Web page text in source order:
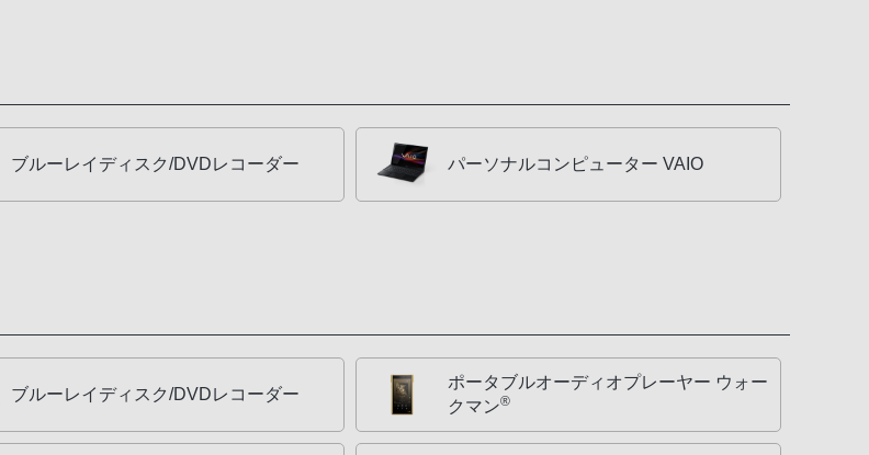
ブルーレイディスク/DVDレコーダー パーソナルコンピューター VAIO
ブルーレイディスク/DVDレコーダー
ポータブルオーディオプレーヤー ウォー
クマン®